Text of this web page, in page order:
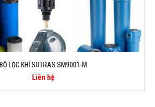
BỘ LỌC KHÍ SOTRAS SM9001-M
Liên hệ